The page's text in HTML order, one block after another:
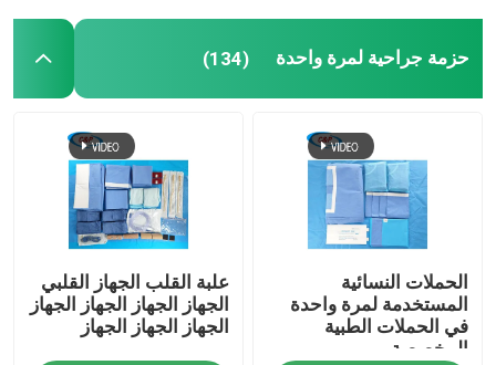
حزمة جراحية لمرة واحدة (134)
الحملات النسائية
المستخدمة لمرة واحدة
في الحملات الطبية
المخصصة
علبة القلب الجهاز القلبي
الجهاز الجهاز الجهاز الجهاز
الجهاز الجهاز الجهاز